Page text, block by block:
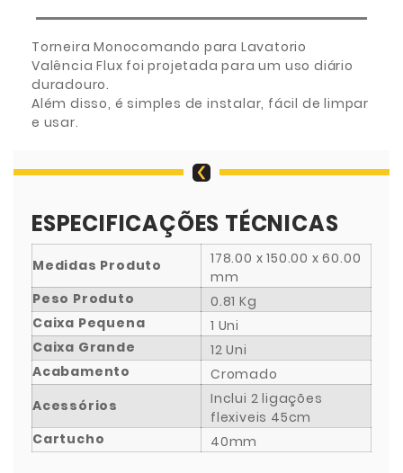
Torneira Monocomando para Lavatorio
Valência Flux foi projetada para um uso diário
duradouro.
Além disso, é simples de instalar, fácil de limpar
e usar.
ESPECIFICAÇÕES TÉCNICAS
Medidas Produto
178.00 x 150.00 x 60.00
mm
Peso Produto
0.81 Kg
Caixa Pequena
1 Uni
Caixa Grande
12 Uni
Acabamento
Cromado
Acessórios
Inclui 2 ligações
flexiveis 45cm
Cartucho
40mm